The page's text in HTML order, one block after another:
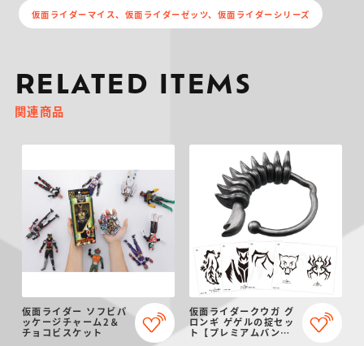
仮面ライダーマイス、仮面ライダーゼッツ、仮面ライダーシリーズ
RELATED ITEMS
関連商品
仮面ライダー ソフビパ
ッケージチャーム2＆
チョコビスケット
仮面ライダークウガ グ
ロンギ ゲゲルの掟セッ
ト【プレミアムバンダ